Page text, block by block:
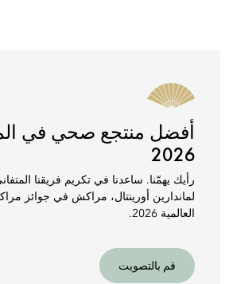
أفضل منتجع صحي في
2026
رأيك يهمّنا. ساعدنا في تكريم فريقنا
لماندارين أورينتال، مراكش في جوائز
العالمية 2026.
قم بالتصويت